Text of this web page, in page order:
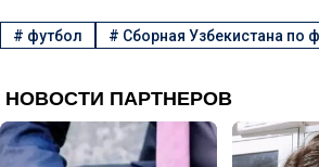
# футбол # Сборная Узбекистана по